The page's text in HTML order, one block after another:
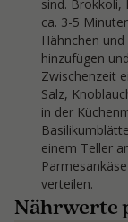
sind. Brokkoli,
ca. 3-5
Hähnchen
hinzufügen
Zwischenzeit
Salz,
in der
einem Teller
verteilen.
Nährwerte